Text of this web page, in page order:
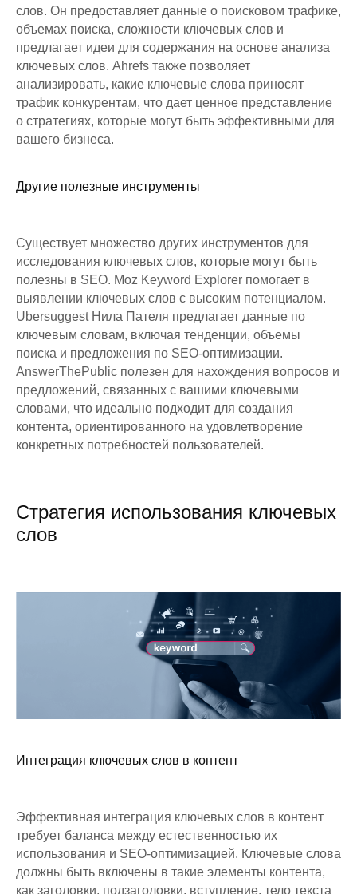
слов. Он предоставляет данные о поисковом трафике,
объемах поиска, сложности ключевых слов и
предлагает идеи для содержания на основе анализа
ключевых слов. Ahrefs также позволяет
анализировать, какие ключевые слова приносят
трафик конкурентам, что дает ценное представление
о стратегиях, которые могут быть эффективными для
вашего бизнеса.
Другие полезные инструменты
Существует множество других инструментов для
исследования ключевых слов, которые могут быть
полезны в SEO. Moz Keyword Explorer помогает в
выявлении ключевых слов с высоким потенциалом.
Ubersuggest Нила Пателя предлагает данные по
ключевым словам, включая тенденции, объемы
поиска и предложения по SEO-оптимизации.
AnswerThePublic полезен для нахождения вопросов и
предложений, связанных с вашими ключевыми
словами, что идеально подходит для создания
контента, ориентированного на удовлетворение
конкретных потребностей пользователей.
Стратегия использования ключевых
слов
Интеграция ключевых слов в контент
Эффективная интеграция ключевых слов в контент
требует баланса между естественностью их
использования и SEO-оптимизацией. Ключевые слова
должны быть включены в такие элементы контента,
как заголовки, подзаголовки, вступление, тело текста